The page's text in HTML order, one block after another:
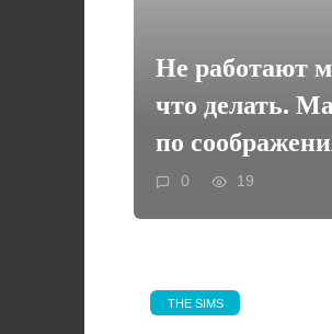
Не работают
что делать.
по
0 19
THE SIMS